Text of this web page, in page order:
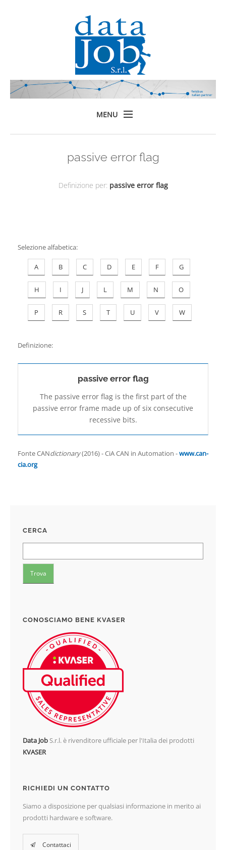
MENU
passive error flag
Definizione per: passive error flag
Selezione alfabetica:
A B C D E F G
H I J L M N O
P R S T U V W
Definizione:
passive error flag
The passive error flag is the first part of the
passive error frame made up of six consecutive
recessive bits.
Fonte CANdictionary(2016) - CiA CAN in Automation -www.can-
cia.org
CERCA
CONOSCIAMO BENE KVASER
Data JobS.r.l. è rivenditore ufficiale per l'Italia dei prodotti
KVASER
RICHIEDI UN CONTATTO
Siamo a disposizione per qualsiasi informazione in merito ai
prodotti hardware e software.
Contattaci